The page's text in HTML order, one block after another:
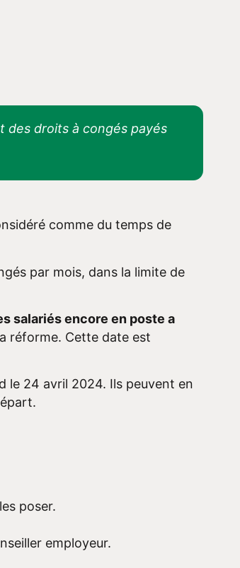
des droits à congés payés
comme du temps de
par mois, dans la limite de
salariés encore en poste a
réforme. Cette date est
le 24 avril 2024. Ils peuvent en
poser.
employeur.